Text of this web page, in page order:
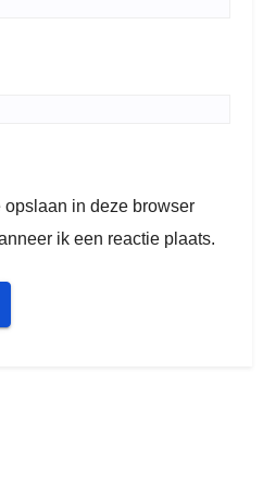
opslaan in deze browser
ik een reactie plaats.